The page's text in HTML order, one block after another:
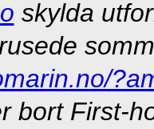
skylda
bort First-